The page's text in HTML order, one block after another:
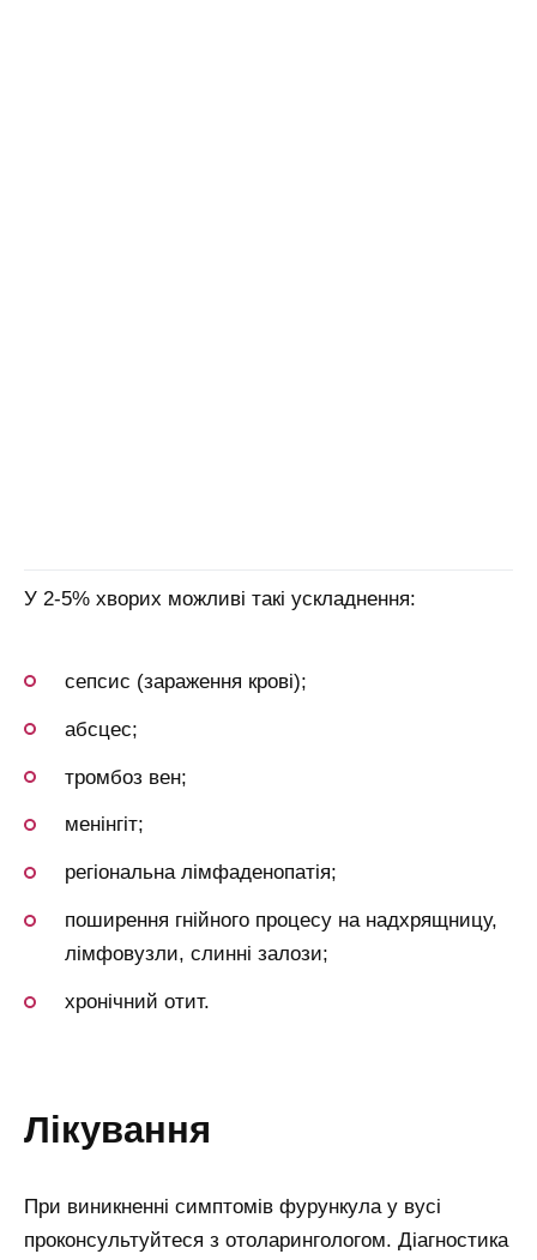
У 2-5% хворих можливі такі ускладнення:
сепсис (зараження крові);
абсцес;
тромбоз вен;
менінгіт;
регіональна лімфаденопатія;
поширення гнійного процесу на надхрящницу,
лімфовузли, слинні залози;
хронічний отит.
лікування
При виникненні симптомів фурункула у вусі
проконсультуйтеся з отоларингологом. Діагностика